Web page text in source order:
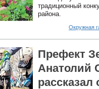
традиционный
района.
Окружная
Префект
Анатолий
рассказал